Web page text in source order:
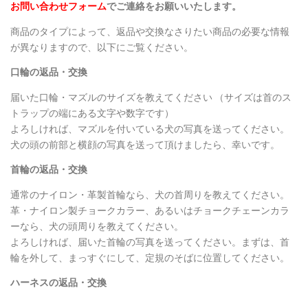
お問い合わせフォームでご連絡をお願いいたします。
商品のタイプによって、返品や交換なさりたい商品の必要な情報
が異なりますので、以下にご覧ください。
口輪の返品・交換
届いた口輪・マズルのサイズを教えてください （サイズは首のス
トラップの端にある文字や数字です）
よろしければ、マズルを付いている犬の写真を送ってください。
犬の頭の前部と横顔の写真を送って頂けましたら、幸いです。
首輪の返品・交換
通常のナイロン・革製首輪なら、犬の首周りを教えてください。
革・ナイロン製チョークカラー、あるいはチョークチェーンカラ
ーなら、犬の頭周りを教えてください。
よろしければ、届いた首輪の写真を送ってください。まずは、首
輪を外して、まっすぐにして、定規のそばに位置してください。
ハーネスの返品・交換